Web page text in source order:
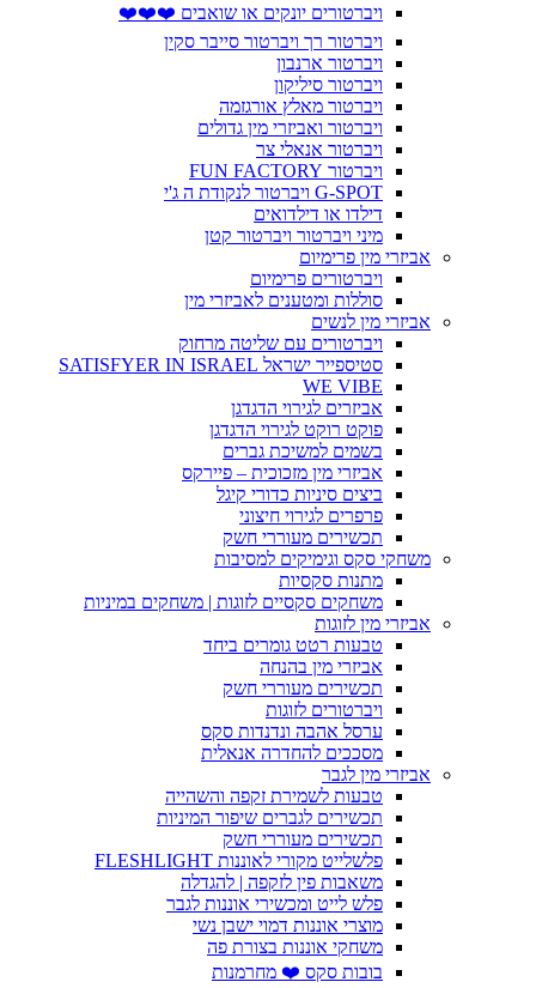
ויברטורים יונקים או שואבים ❤️❤️❤️
ויברטור רך ויברטור סייבר סקין
ויברטור ארנבון
ויברטור סיליקון
ויברטור מאלץ אורגזמה
ויברטור ואביזרי מין גדולים
ויברטור אנאלי צר
ויברטור FUN FACTORY
G-SPOT ויברטור לנקודת ה ג'י
דילדו או דילדואים
מיני ויברטור ויברטור קטן
אביזרי מין פרימיום
ויברטורים פרימיום
סוללות ומטענים לאביזרי מין
אביזרי מין לנשים
ויברטורים עם שליטה מרחוק
סטיספייר ישראל SATISFYER IN ISRAEL
WE VIBE
אביזרים לגירוי הדגדגן
פוקט רוקט לגירוי הדגדגן
בשמים למשיכת גברים
אביזרי מין מזכוכית – פיירקס
ביצים סיניות כדורי קיגל
פרפרים לגירוי חיצוני
תכשירים מעוררי חשק
משחקי סקס וגימיקים למסיבות
מתנות סקסיות
משחקים סקסיים לזוגות | משחקים במיניות
אביזרי מין לזוגות
טבעות רטט גומרים ביחד
אביזרי מין בהנחה
תכשירים מעוררי חשק
ויברטורים לזוגות
ערסל אהבה ונדנדות סקס
מסככים להחדרה אנאלית
אביזרי מין לגבר
טבעות לשמירת זקפה והשהייה
תכשירים לגברים שיפור המיניות
תכשירים מעוררי חשק
פלשלייט מקורי לאוננות FLESHLIGHT
משאבות פין לזקפה | להגדלה
פלש לייט ומכשירי אוננות לגבר
מוצרי אוננות דמוי ישבן נשי
משחקי אוננות בצורת פה
בובות סקס ❤️ מחרמנות